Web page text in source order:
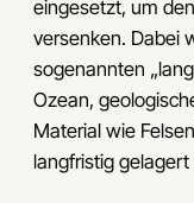
eingesetzt, um
versenken. Dabei
sogenannten
Ozean,
Material wie
langfristig